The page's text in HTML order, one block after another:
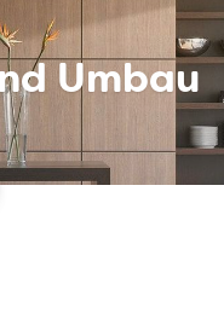
Umbau